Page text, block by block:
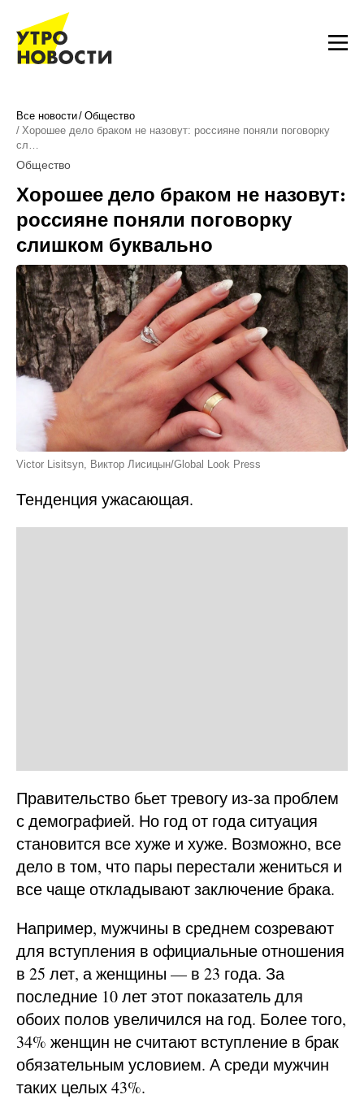
Все новости Общество
Хорошее дело браком не назовут: россияне поняли поговорку
сл…
Общество
Хорошее дело браком не назовут:
россияне поняли поговорку
слишком буквально
Victor Lisitsyn, Виктор Лисицын/Global Look Press
Тенденция ужасающая.
Правительство бьет тревогу из-за проблем
с демографией. Но год от года ситуация
становится все хуже и хуже. Возможно, все
дело в том, что пары перестали жениться и
все чаще откладывают заключение брака.
Например, мужчины в среднем созревают
для вступления в официальные отношения
в 25 лет, а женщины — в 23 года. За
последние 10 лет этот показатель для
обоих полов увеличился на год. Более того,
34% женщин не считают вступление в брак
обязательным условием. А среди мужчин
таких целых 43%.